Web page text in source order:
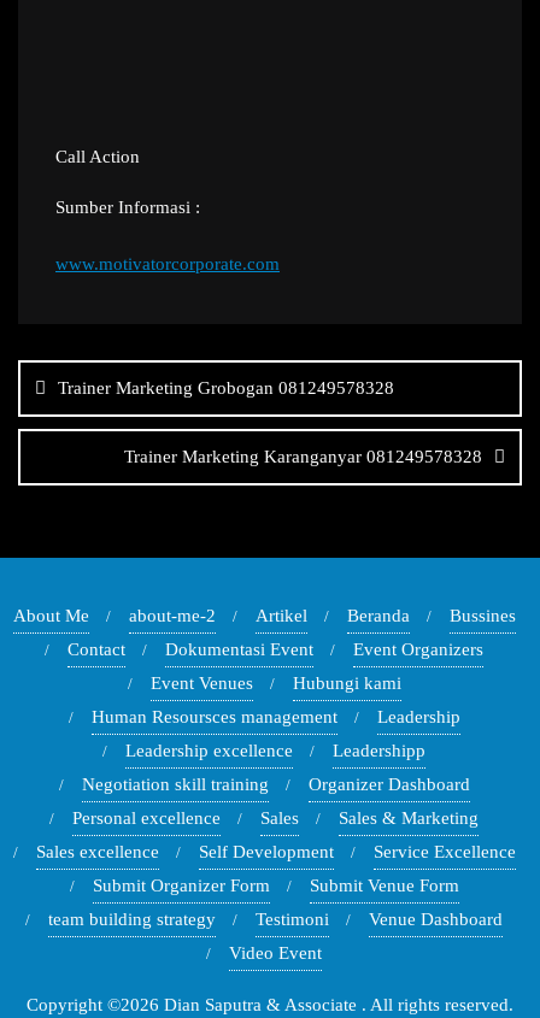
Call Action
Sumber Informasi :
www.motivatorcorporate.com
posTrainer Marketing Grobogan 081249578328
Trainer Marketing Karanganyar 081249578328
About Me about-me-2 Artikel Beranda
Bussines
Contact
Dokumentasi Event
Event Organizers
Event Venues
Hubungi kami
Human Resoursces management
Leadership
Leadership excellence
Leadershipp
Negotiation skill training
Organizer Dashboard
Personal excellence
Sales
Sales & Marketing
Sales excellence
Self Development
Service Excellence
Submit Organizer Form
Submit Venue Form
team building strategy
Testimoni
Venue Dashboard
Video Event
Copyright ©2026 Dian Saputra & Associate . All rights reserved.